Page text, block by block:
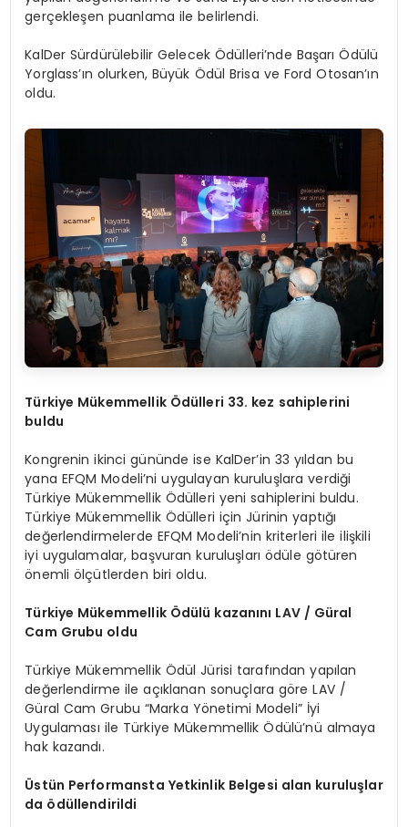
gerçekleşen puanlama ile belirlendi.
KalDer Sürdürülebilir Gelecek Ödülleri’nde Başarı Ödülü
Yorglass’ın olurken, Büyük Ödül Brisa ve Ford Otosan’ın
oldu.
Türkiye Mükemmellik Ödülleri 33. kez sahiplerini
buldu
Kongrenin ikinci gününde ise KalDer’in 33 yıldan bu
yana EFQM Modeli’ni uygulayan kuruluşlara verdiği
Türkiye Mükemmellik Ödülleri yeni sahiplerini buldu.
Türkiye Mükemmellik Ödülleri için Jürinin yaptığı
değerlendirmelerde EFQM Modeli’nin kriterleri ile ilişkili
iyi uygulamalar, başvuran kuruluşları ödüle götüren
önemli ölçütlerden biri oldu.
Türkiye Mükemmellik Ödülü kazanını LAV / Güral
Cam Grubu oldu
Türkiye Mükemmellik Ödül Jürisi tarafından yapılan
değerlendirme ile açıklanan sonuçlara göre LAV /
Güral Cam Grubu “Marka Yönetimi Modeli” İyi
Uygulaması ile Türkiye Mükemmellik Ödülü’nü almaya
hak kazandı.
Üstün Performansta Yetkinlik Belgesi alan kuruluşlar
da ödüllendirildi